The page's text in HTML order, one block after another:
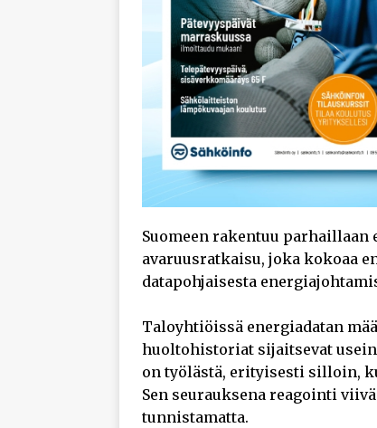
Suomeen rakentuu
avaruusratkaisu, joka kokoaa
datapohjaisesta
Taloyhtiöissä energiadatan
huoltohistoriat sijaitsevat
on työlästä, erityisesti silloin,
Sen seurauksena reagointi
tunnistamatta.